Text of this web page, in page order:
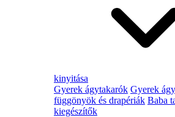
kinyitása
Gyerek ágytakarók Gyerek
függönyök és drapériák Baba
kiegészítők